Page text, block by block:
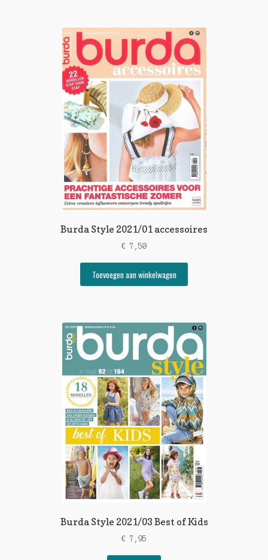
Burda Style 2021/01 accessoires
€ 7,50
Toevoegen aan winkelwagen
Burda Style 2021/03 Best of Kids
€ 7,95